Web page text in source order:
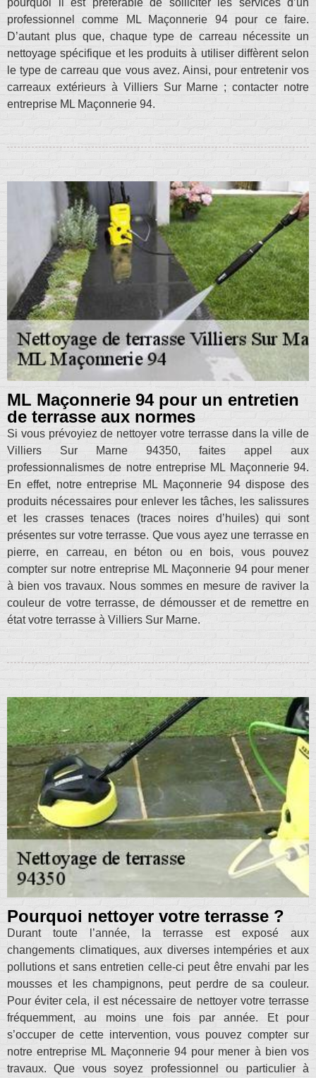
pourquoi il est préférable de solliciter les services d’un
professionnel comme ML Maçonnerie 94 pour ce faire.
D’autant plus que, chaque type de carreau nécessite un
nettoyage spécifique et les produits à utiliser diffèrent selon
le type de carreau que vous avez. Ainsi, pour entretenir vos
carreaux extérieurs à Villiers Sur Marne ; contacter notre
entreprise ML Maçonnerie 94.
ML Maçonnerie 94 pour un entretien
de terrasse aux normes
Si vous prévoyiez de nettoyer votre terrasse dans la ville de
Villiers Sur Marne 94350, faites appel aux
professionnalismes de notre entreprise ML Maçonnerie 94.
En effet, notre entreprise ML Maçonnerie 94 dispose des
produits nécessaires pour enlever les tâches, les salissures
et les crasses tenaces (traces noires d’huiles) qui sont
présentes sur votre terrasse. Que vous ayez une terrasse en
pierre, en carreau, en béton ou en bois, vous pouvez
compter sur notre entreprise ML Maçonnerie 94 pour mener
à bien vos travaux. Nous sommes en mesure de raviver la
couleur de votre terrasse, de démousser et de remettre en
état votre terrasse à Villiers Sur Marne.
Pourquoi nettoyer votre terrasse ?
Durant toute l’année, la terrasse est exposé aux
changements climatiques, aux diverses intempéries et aux
pollutions et sans entretien celle-ci peut être envahi par les
mousses et les champignons, peut perdre de sa couleur.
Pour éviter cela, il est nécessaire de nettoyer votre terrasse
fréquemment, au moins une fois par année. Et pour
s’occuper de cette intervention, vous pouvez compter sur
notre entreprise ML Maçonnerie 94 pour mener à bien vos
travaux. Que vous soyez professionnel ou particulier à